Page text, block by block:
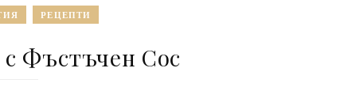
РЕЦЕПТИ
Фъстъчен Сос